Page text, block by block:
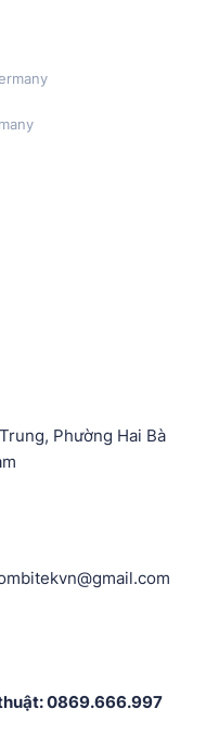
Phường Hai Bà
0869.666.997